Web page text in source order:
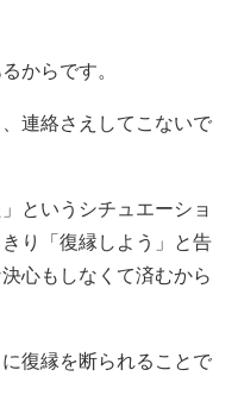
からです。
連絡さえしてこないで
というシチュエーショ
り「復縁しよう」と告
心もしなくて済むから
復縁を断られることで